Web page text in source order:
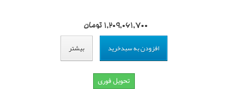
1,209,061,700 تومان
افزودن به سبدخرید بیشتر
تحویل فوری